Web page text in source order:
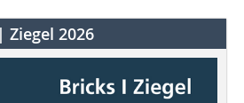
Ziegel 2026